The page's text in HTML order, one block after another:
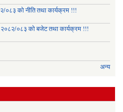
को नीति तथा कार्यक्रम !!!
०८३ को बजेट तथा कार्यक्रम !!!
अन्य